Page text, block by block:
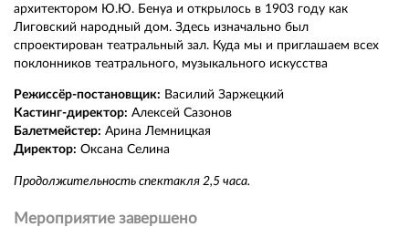
архитектором Ю.Ю. Бенуа и открылось в 1903 году как
Лиговский народный дом. Здесь изначально был
спроектирован театральный зал. Куда мы и приглашаем всех
поклонников театрального, музыкального искусства
Режиссёр-постановщик: Василий Заржецкий
Кастинг-директор: Алексей Сазонов
Балетмейстер: Арина Лемницкая
Директор: Оксана Селина
Продолжительность спектакля 2,5 часа.
Мероприятие завершено